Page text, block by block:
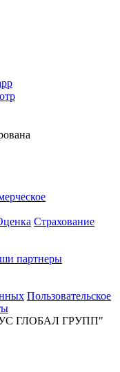
Страхование
партнеры
Пользовательское
ГЛОБАЛ ГРУПП"